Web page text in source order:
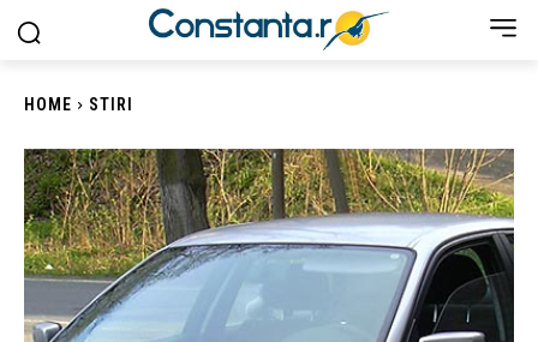
HOME STIRI